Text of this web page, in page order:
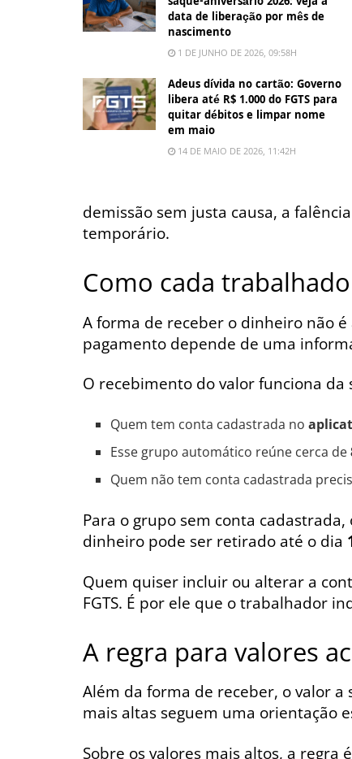
data de liberação por mês de
nascimento
1 DE JUNHO DE 2026, 09:58H
Adeus dívida no cartão: Governo
libera até R$ 1.000 do FGTS para
quitar débitos e limpar nome
em maio
14 DE MAIO DE 2026, 11:42H
demissão sem justa causa, a
temporário.
Como cada
A forma de receber o dinheiro não
pagamento depende de uma
O recebimento do valor funciona da
Quem tem conta cadastrada no
Esse grupo automático reúne cerca de
Quem não tem conta cadastrada
Para o grupo sem conta
dinheiro pode ser retirado até o dia
Quem quiser incluir ou alterar a
FGTS. É por ele que o trabalhador
A regra para valores
Além da forma de receber, o valor
mais altas seguem uma orientação
Sobre os valores mais altos, a regra